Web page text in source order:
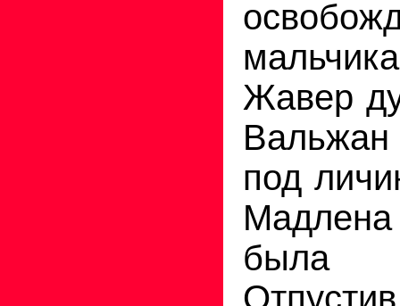
Жавер
под
была